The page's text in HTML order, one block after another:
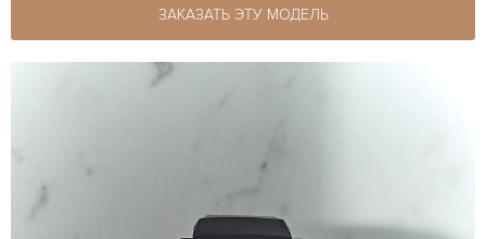
ЗАКАЗАТЬ ЭТУ МОДЕЛЬ